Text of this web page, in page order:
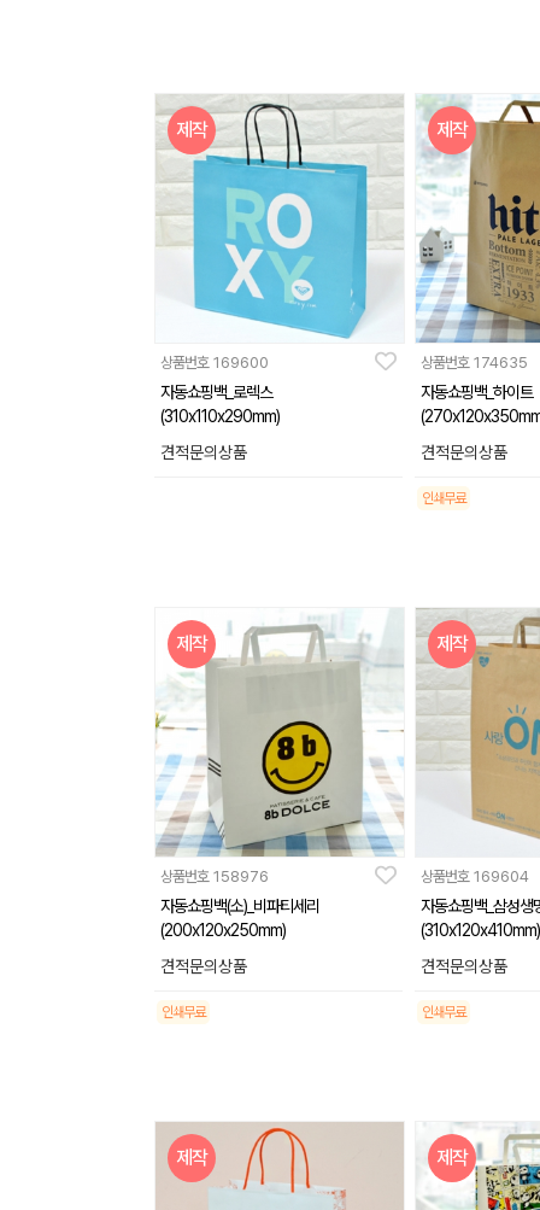
제작
상품번호 169600
자동쇼핑백_로렉스
(310x110x290mm)
견적문의상품
제작
상품번호 174635
자동쇼핑백_하이트
견적문의상품
인쇄무료
제작
상품번호 158976
자동쇼핑백(소)_비파티세리
(200x120x250mm)
견적문의상품
인쇄무료
제작
상품번호 169604
자동쇼핑백_삼성생
(310x120x410mm)
견적문의상품
인쇄무료
제작 제작